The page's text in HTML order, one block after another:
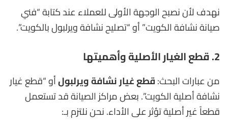
نهدف لأن نصبح الوجهة الأولى للعملاء عند كتابة “فني
صيانة نشافة الكويت” أو “تصليح نشافة ويرلبول بالكويت”.
2. قطع الغيار الأصلية وأهميتها
من عبارات البحث:قطع غيار نشافة ويرلبولأو “قطع غيار
نشافة أصلية الكويت”. بعض مراكز الصيانة قد تستعمل
قطعاً غير أصلية تؤثر على الأداء. نحن نلتزم بـ: